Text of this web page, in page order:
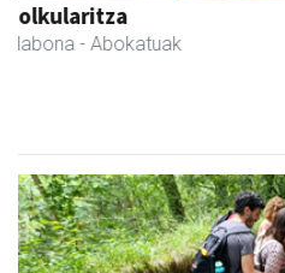
Salkin
Andoain - Merkatari elkarteak